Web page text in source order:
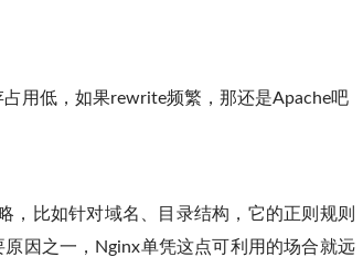
用低，如果rewrite频繁，那还是Apache吧
，比如针对域名、目录结构，它的正则规则
因之一，Nginx单凭这点可利用的场合就远